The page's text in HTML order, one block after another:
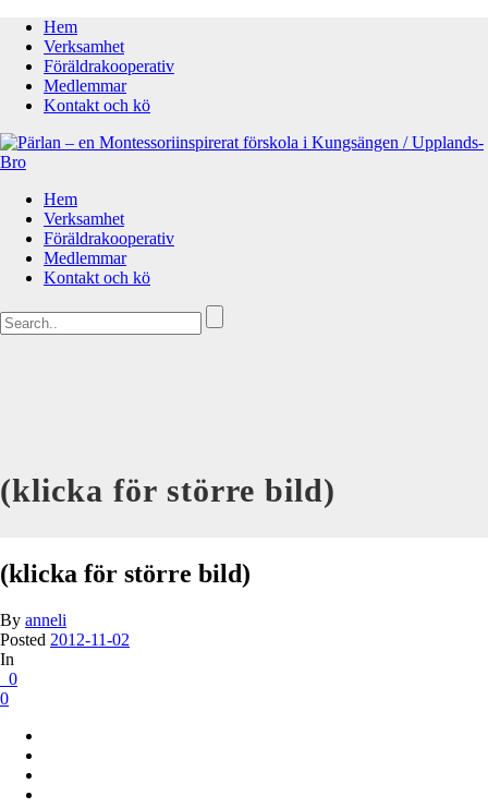
Hem
Verksamhet
Föräldrakooperativ
Medlemmar
Kontakt och kö
Hem
Verksamhet
Föräldrakooperativ
Medlemmar
Kontakt och kö
(klicka för större bild)
(klicka för större bild)
By anneli
Posted 2012-11-02
In
0
0